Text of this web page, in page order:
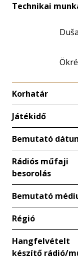
Technikai
Korhatár
Játékidő
Bemutató
Rádiós műfaji
besorolás
Bemutató
Régió
Hangfelvételt
készítő rádió/